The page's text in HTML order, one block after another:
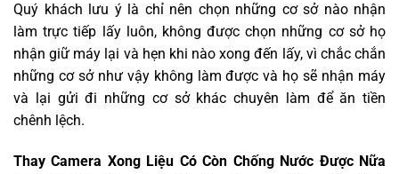
Quý khách lưu ý là chỉ nên chọn những cơ sở nào nhận
làm trực tiếp lấy luôn, không được chọn những cơ sở họ
nhận giữ máy lại và hẹn khi nào xong đến lấy, vì chắc chắn
những cơ sở như vậy không làm được và họ sẽ nhận máy
và lại gửi đi những cơ sở khác chuyên làm để ăn tiền
chênh lệch.
Thay Camera Xong Liệu Có Còn Chống Nước Được Nữa